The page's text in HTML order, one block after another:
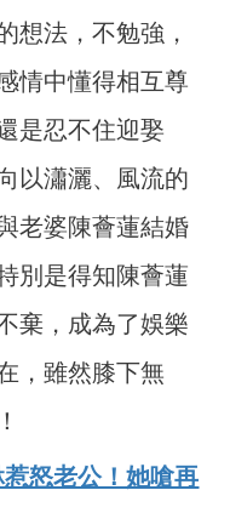
想法，不勉強，
情中懂得相互尊
是忍不住迎娶
以瀟灑、風流的
老婆陳薈蓮結婚
別是得知陳薈蓮
棄，成為了娛樂
，雖然膝下無
怒老公！她嗆再